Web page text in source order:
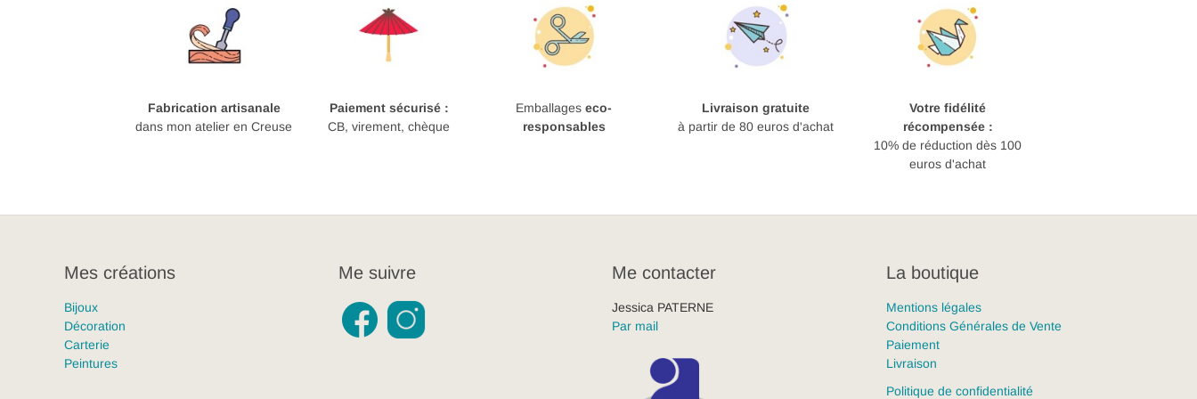
Fabrication artisanale
dans mon atelier en Creuse
Paiement sécurisé :
CB, virement, chèque
Emballages eco-
responsables
Livraison gratuite
à partir de 80 euros d'achat
Votre fidélité
récompensée :
10% de réduction dès 100
euros d'achat
Mes créations
Bijoux
Décoration
Carterie
Peintures
Me suivre Me contacter
Jessica PATERNE
Par mail
La boutique
Mentions légales
Conditions Générales de Vente
Paiement
Livraison
Politique de confidentialité